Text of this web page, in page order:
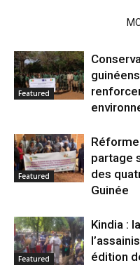
Featured
Featured
partage
des
Guinée
Featured
Kindia :
édition